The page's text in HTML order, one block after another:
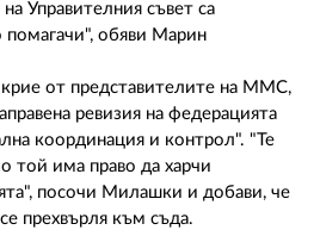
Управителния съвет са
обяви Марин
крие от представителите на ММС,
ревизия на федерацията
координация и контрол". "Те
той има право да харчи
посочи Милашки и добави, че
прехвърля към съда.